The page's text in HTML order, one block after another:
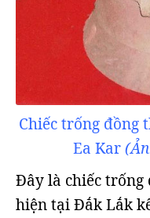
Chiếc trống đồng
Ea Kar
Đây là chiếc trống
hiện tại Đắk Lắk